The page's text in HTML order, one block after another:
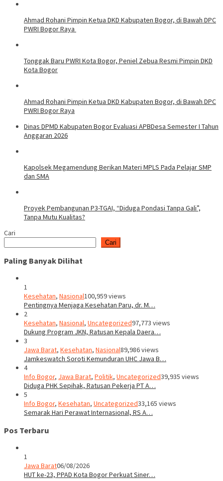
Ahmad Rohani Pimpin Ketua DKD Kabupaten Bogor, di Bawah DPC
PWRI Bogor Raya
Tonggak Baru PWRI Kota Bogor, Peniel Zebua Resmi Pimpin DKD
Kota Bogor
Ahmad Rohani Pimpin Ketua DKD Kabupaten Bogor, di Bawah DPC
PWRI Bogor Raya
Dinas DPMD Kabupaten Bogor Evaluasi APBDesa Semester I Tahun
Anggaran 2026
Kapolsek Megamendung Berikan Materi MPLS Pada Pelajar SMP
dan SMA
Proyek Pembangunan P3-TGAI, “Diduga Pondasi Tanpa Gali”,
Tanpa Mutu Kualitas?
Cari
Cari
Paling Banyak Dilihat
1
Kesehatan, Nasional100,959 views
Pentingnya Menjaga Kesehatan Paru, dr. M…
2
Kesehatan, Nasional, Uncategorized97,773 views
Dukung Program JKN, Ratusan Kepala Daera…
3
Jawa Barat, Kesehatan, Nasional89,986 views
Jamkeswatch Soroti Kemunduran UHC Jawa B…
4
Info Bogor, Jawa Barat, Politik, Uncategorized39,935 views
Diduga PHK Sepihak, Ratusan Pekerja PT A…
5
Info Bogor, Kesehatan, Uncategorized33,165 views
Semarak Hari Perawat Internasional, RS A…
Pos Terbaru
1
Jawa Barat06/08/2026
HUT ke-23, PPAD Kota Bogor Perkuat Siner…